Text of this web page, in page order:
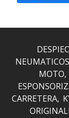
NEUMATICOS
MOTO
CARRETERA